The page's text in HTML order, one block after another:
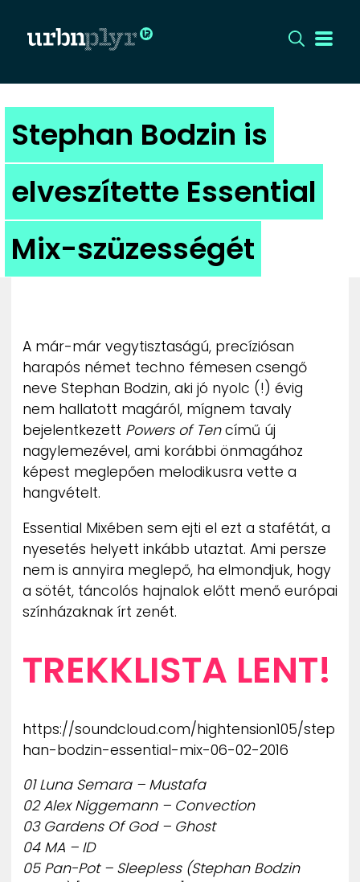
CÍMLAP
DIZÁJN
DIVAT
HIP
UTCA
ZENE
MÉDIAAJÁNLAT
IMPRESSZUM
PR-ARCHÍVUM
ADATKEZELÉSI TÁJÉKOZTATÓ
Stephan Bodzin is
elveszítette Essential
Mix-szüzességét
A már-már vegytisztaságú, precíziósan
harapós német techno fémesen csengő
neve Stephan Bodzin, aki jó nyolc (!) évig
nem hallatott magáról, mígnem tavaly
bejelentkezett Powers of Tencímű új
nagylemezével, ami korábbi önmagához
képest meglepően melodikusra vette a
hangvételt.
Essential Mixében sem ejti el ezt a stafétát, a
nyesetés helyett inkább utaztat. Ami persze
nem is annyira meglepő, ha elmondjuk, hogy
a sötét, táncolós hajnalok előtt menő európai
színházaknak írt zenét.
TREKKLISTA LENT!
https://soundcloud.com/hightension105/step
han-bodzin-essential-mix-06-02-2016
01 Luna Semara – Mustafa
02 Alex Niggemann – Convection
03 Gardens Of God – Ghost
04 MA – ID
05 Pan-Pot – Sleepless (Stephan Bodzin